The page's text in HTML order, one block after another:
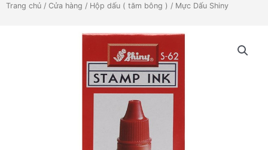
Trang chủ / Cửa hàng / Hộp dấu ( tăm bông ) / Mực Dấu Shiny